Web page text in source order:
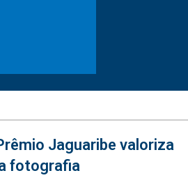
Jaguaribe valoriza
fotografia